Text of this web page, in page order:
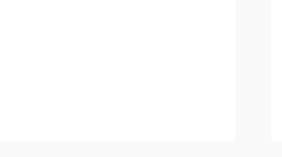
kalba eina apie